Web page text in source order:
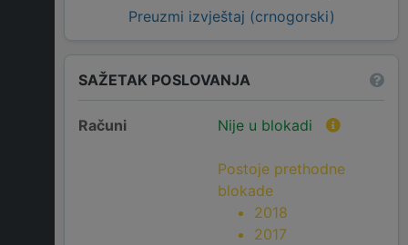
Preuzmi izvještaj (crnogorski)
SAŽETAK POSLOVANJA
Računi Nije u blokadi
Postoje prethodne
blokade
2018
2017